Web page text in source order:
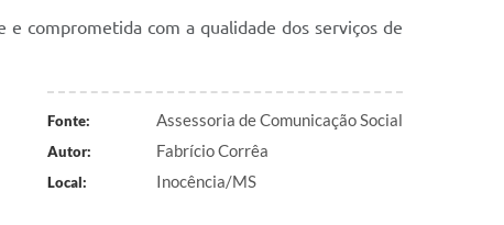
comprometida com a qualidade dos serviços de
Fonte: Assessoria de Comunicação Social
Autor: Fabrício Corrêa
Local: Inocência/MS